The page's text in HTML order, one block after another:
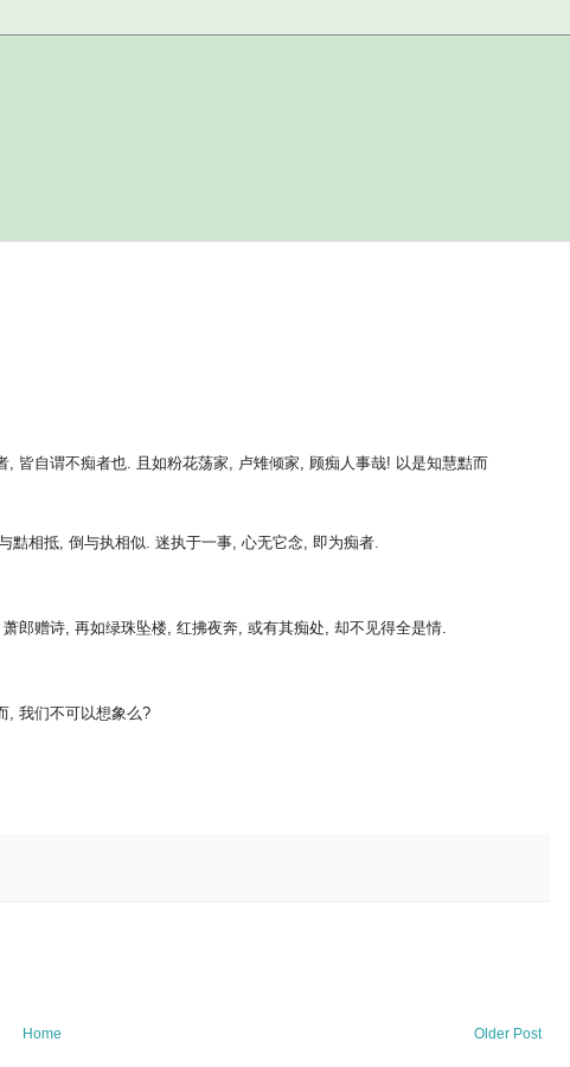
皆自谓不痴者也. 且如粉花荡家, 卢雉倾家, 顾痴人事哉! 以是知慧黠而
黠相抵, 倒与执相似. 迷执于一事, 心无它念, 即为痴者.
郎赠诗, 再如绿珠坠楼, 红拂夜奔, 或有其痴处, 却不见得全是情.
, 我们不可以想象么?
Older Post
Home